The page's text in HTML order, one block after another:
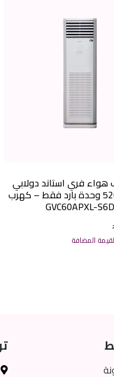
فري استاند دولابي
انفيرتر 52000 وحدة بارد فقط – كهرب
المضافة